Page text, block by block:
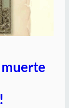
muerte